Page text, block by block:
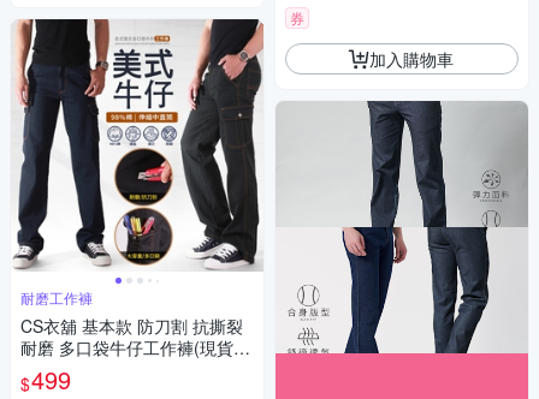
耐磨工作褲
CS衣舖 基本款 防刀割 抗撕裂
耐磨 多口袋牛仔工作褲(現貨
彈性伸縮)
$499
券
加入購物車